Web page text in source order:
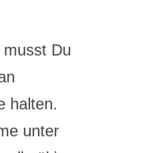
Du
halten.
unter